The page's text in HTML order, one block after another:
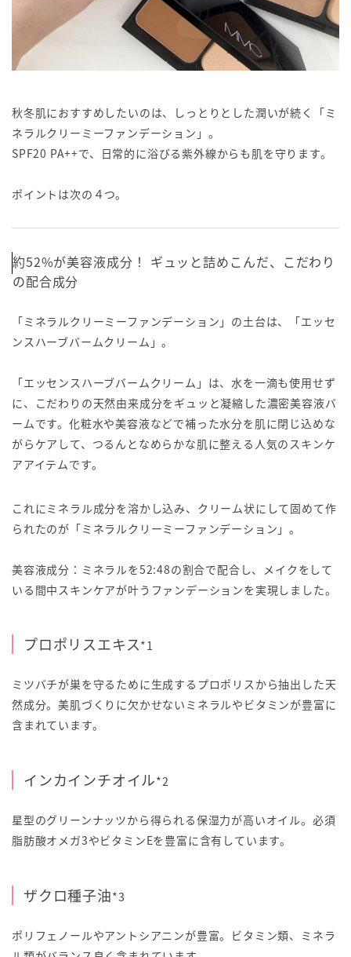
秋冬肌におすすめしたいのは、しっとりとした潤いが続く「ミ
ネラルクリーミーファンデーション」。
SPF20 PA++で、日常的に浴びる紫外線からも肌を守ります。
ポイントは次の４つ。
約52%が美容液成分！ ギュッと詰めこんだ、こだわり
の配合成分
「ミネラルクリーミーファンデーション」の土台は、「エッセ
ンスハーブバームクリーム」。
「エッセンスハーブバームクリーム」は、水を一滴も使用せず
に、こだわりの天然由来成分をギュッと凝縮した濃密美容液バ
ームです。化粧水や美容液などで補った水分を肌に閉じ込めな
がらケアして、つるんとなめらかな肌に整える人気のスキンケ
アアイテムです。
これにミネラル成分を溶かし込み、クリーム状にして固めて作
られたのが「ミネラルクリーミーファンデーション」。
美容液成分：ミネラルを52:48の割合で配合し、メイクをして
いる間中スキンケアが叶うファンデーションを実現しました。
プロポリスエキス*1
ミツバチが巣を守るために生成するプロポリスから抽出した天
然成分。美肌づくりに欠かせないミネラルやビタミンが豊富に
含まれています。
インカインチオイル*2
星型のグリーンナッツから得られる保湿力が高いオイル。必須
脂肪酸オメガ3やビタミンEを豊富に含有しています。
ザクロ種子油*3
ポリフェノールやアントシアニンが豊富。ビタミン類、ミネラ